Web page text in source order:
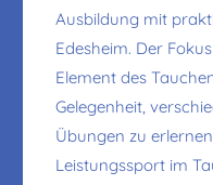
Ausbildung mit
Edesheim. Der
Element des
Gelegenheit,
Übungen zu
Leistungssport im